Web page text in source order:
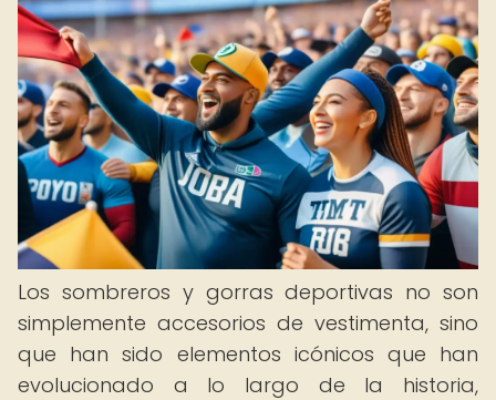
Los sombreros y gorras deportivas no son
simplemente accesorios de vestimenta, sino
que han sido elementos icónicos que han
evolucionado a lo largo de la historia,